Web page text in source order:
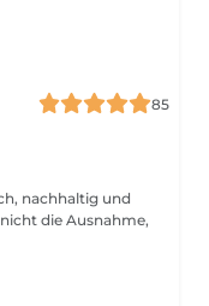
85
nachhaltig und
die Ausnahme,